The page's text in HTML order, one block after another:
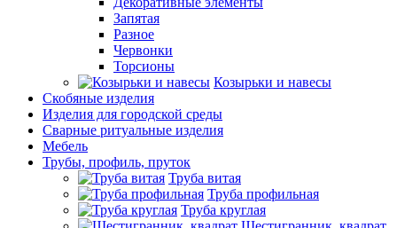
Запятая
Разное
Червонки
Торсионы
Козырьки и навесы
Скобяные изделия
Изделия для городской среды
Сварные ритуальные изделия
Мебель
Трубы, профиль, пруток
Труба витая
Труба профильная
Труба круглая